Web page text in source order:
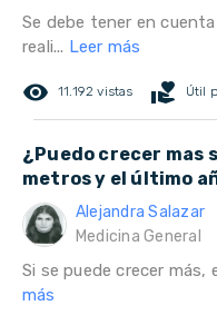
Se debe tener en
reali... Leer más
remove_red_eye 11.192 vistas volunteer_activism Útil
¿Puedo crecer mas
metros y el último
Alejandra Salazar
Medicina General
Si se puede crecer más,
más